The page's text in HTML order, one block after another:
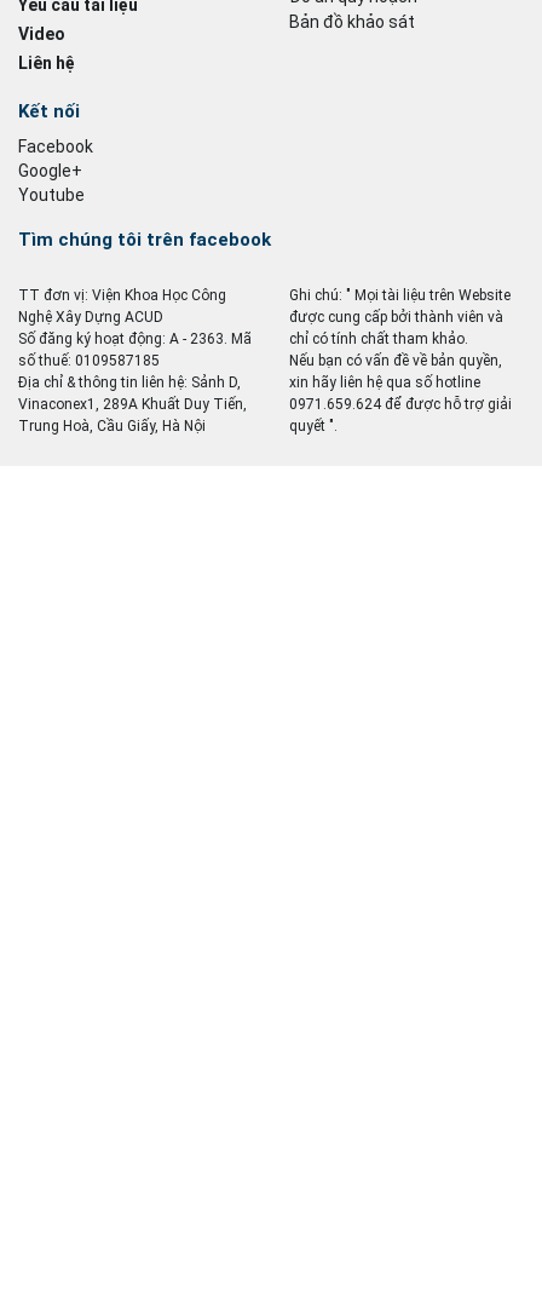
Yêu cầu tài liệu
Video
Liên hệ
Bản đồ khảo sát
Kết nối
Facebook
Google+
Youtube
Tìm chúng tôi trên facebook
TT đơn vị: Viện Khoa Học Công
Nghệ Xây Dựng ACUD
Số đăng ký hoạt động: A - 2363. Mã
số thuế: 0109587185
Địa chỉ & thông tin liên hệ: Sảnh D,
Vinaconex1, 289A Khuất Duy Tiến,
Trung Hoà, Cầu Giấy, Hà Nội
Ghi chú: " Mọi tài liệu trên Website
được cung cấp bởi thành viên và
chỉ có tính chất tham khảo.
Nếu bạn có vấn đề về bản quyền,
xin hãy liên hệ qua số hotline
0971.659.624 để được hỗ trợ giải
quyết ".